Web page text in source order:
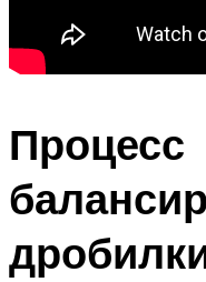
Процесс